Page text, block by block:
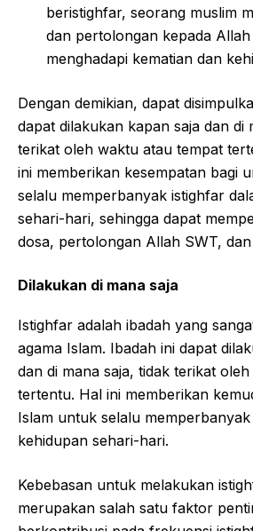
beristighfar, seorang muslim
dan pertolongan kepada
menghadapi kematian dan
Dengan demikian, dapat
dapat dilakukan kapan saja dan di
terikat oleh waktu atau tempat
ini memberikan kesempatan bagi
selalu memperbanyak istighfar
sehari-hari, sehingga dapat
dosa, pertolongan Allah SWT,
Dilakukan di mana saja
Istighfar adalah ibadah yang
agama Islam. Ibadah ini dapat
dan di mana saja, tidak terikat
tertentu. Hal ini memberikan
Islam untuk selalu
kehidupan sehari-hari.
Kebebasan untuk melakukan
merupakan salah satu faktor